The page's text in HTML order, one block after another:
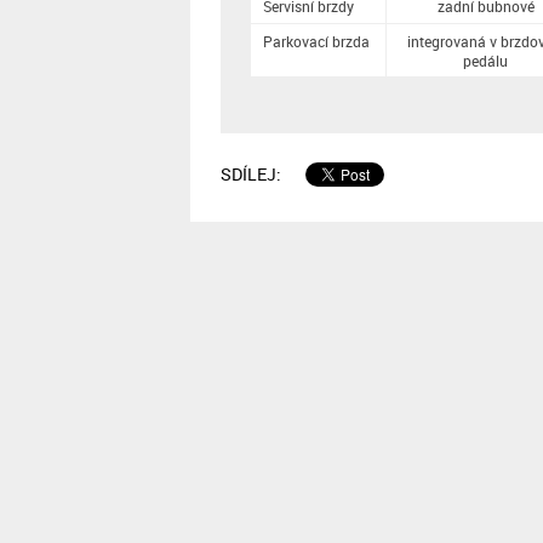
Servisní brzdy
Parkovací brzda
zadní bubnové
integrovaná v
pedálu
SDÍLEJ: